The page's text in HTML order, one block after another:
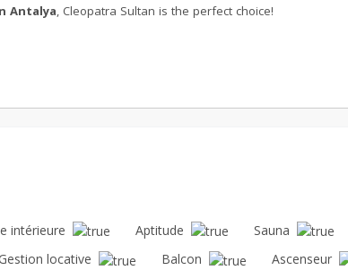
Antalya , Cleopatra Sultan is the perfect choice!
intérieure Aptitude Sauna
Gestion locative Balcon Ascenseur